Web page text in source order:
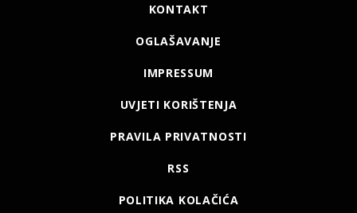
KONTAKT
OGLAŠAVANJE
IMPRESSUM
UVJETI KORIŠTENJA
PRAVILA PRIVATNOSTI
RSS
POLITIKA KOLAČIĆA